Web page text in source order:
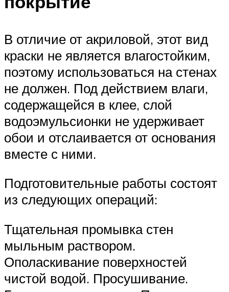
В отличие от акриловой, этот вид
краски не является влагостойким,
поэтому использоваться на стенах
не должен. Под действием влаги,
содержащейся в клее, слой
водоэмульсионки не удерживает
обои и отслаивается от основания
вместе с ними.
Подготовительные работы состоят
из следующих операций:
Тщательная промывка стен
мыльным раствором.
Ополаскивание поверхностей
чистой водой. Просушивание.